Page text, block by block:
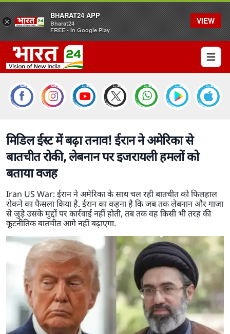
Open
मिडिल ईस्ट में बढ़ा तनाव! ईरान ने अमेरिका से
बातचीत रोकी, लेबनान पर इजरायली हमलों को
बताया वजह
Iran US War: ईरान ने अमेरिका के साथ चल रही बातचीत को फिलहाल
रोकने का फैसला किया है. ईरान का कहना है कि जब तक लेबनान और गाजा
से जुड़े उसके मुद्दों पर कार्रवाई नहीं होती, तब तक वह किसी भी तरह की
कूटनीतिक बातचीत आगे नहीं बढ़ाएगा.
×
BHARAT24 APP
Bharat24
FREE - In Google Play
VIEW